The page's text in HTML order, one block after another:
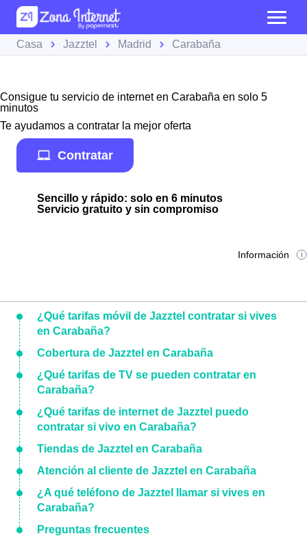
Casa Jazztel Madrid Carabaña
Consigue tu servicio de internet en Carabaña en solo 5
minutos
Te ayudamos a contratar la mejor oferta
Contratar
Sencillo y rápido: solo en 6 minutos
Servicio gratuito y sin compromiso
Información
¿Qué tarifas móvil de Jazztel contratar si vives
en Carabaña?
Cobertura de Jazztel en Carabaña
¿Qué tarifas de TV se pueden contratar en
Carabaña?
¿Qué tarifas de internet de Jazztel puedo
contratar si vivo en Carabaña?
Tiendas de Jazztel en Carabaña
Atención al cliente de Jazztel en Carabaña
¿A qué teléfono de Jazztel llamar si vives en
Carabaña?
Preguntas frecuentes